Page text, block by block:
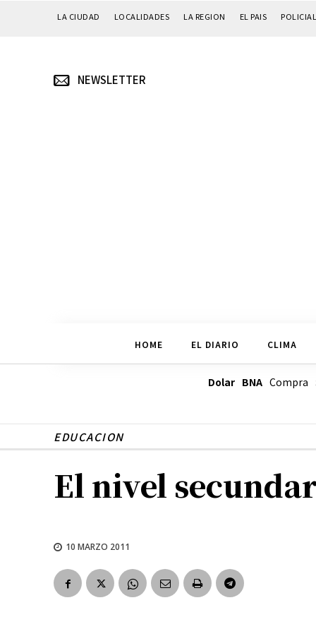
LA CIUDAD LOCALIDADES LA REGION EL PAIS
NEWSLETTER
HOME EL DIARIO CLIMA
Dolar BNACompra
EDUCACION
El nivel
10 MARZO 2011